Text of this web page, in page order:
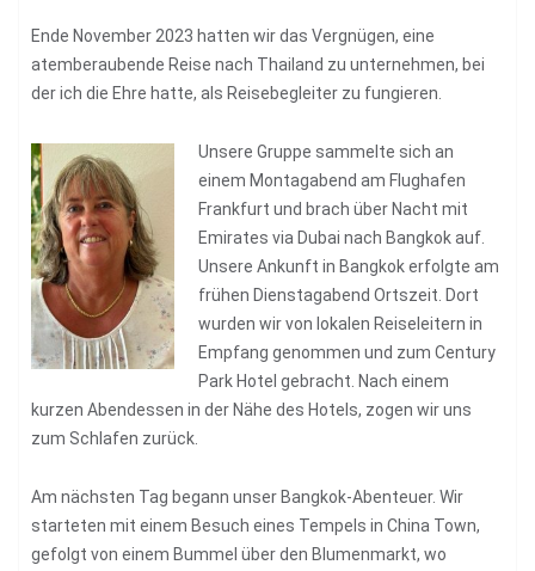
Ende November 2023 hatten wir das Vergnügen, eine
atemberaubende Reise nach Thailand zu unternehmen, bei
der ich die Ehre hatte, als Reisebegleiter zu fungieren.
Unsere Gruppe sammelte sich an
einem Montagabend am Flughafen
Frankfurt und brach über Nacht mit
Emirates via Dubai nach Bangkok auf.
Unsere Ankunft in Bangkok erfolgte am
frühen Dienstagabend Ortszeit. Dort
wurden wir von lokalen Reiseleitern in
Empfang genommen und zum Century
Park Hotel gebracht. Nach einem
kurzen Abendessen in der Nähe des Hotels, zogen wir uns
zum Schlafen zurück.
Am nächsten Tag begann unser Bangkok-Abenteuer. Wir
starteten mit einem Besuch eines Tempels in China Town,
gefolgt von einem Bummel über den Blumenmarkt, wo